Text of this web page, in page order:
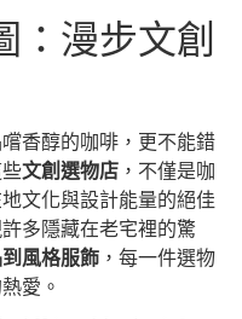
：漫步文創
香醇的咖啡，更不能錯
文創選物店 ，不僅是咖
文化與設計能量的絕佳
多隱藏在老宅裡的驚
風格服飾 ，每一件選物
愛。